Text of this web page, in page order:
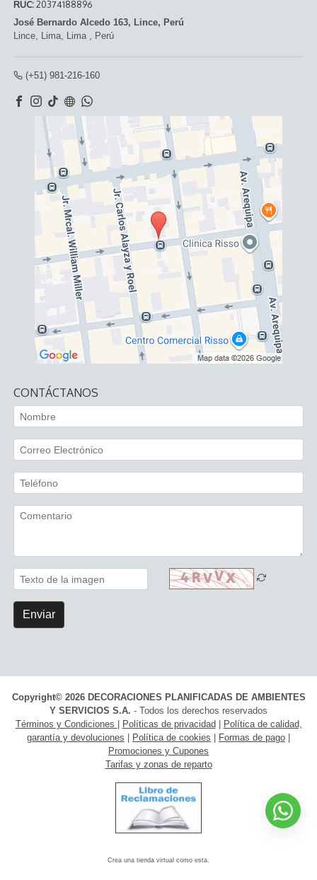
RUC:20374188896
José Bernardo Alcedo 163, Lince, Perú
Lince, Lima, Lima , Perú
(+51) 981-216-160
CONTÁCTANOS
Enviar
Copyright© 2026 DECORACIONES PLANIFICADAS DE AMBIENTES
Y SERVICIOS S.A. - Todos los derechos reservados
Términos y Condiciones
Políticas de privacidad
Política de calidad,
garantía y devoluciones
Política de cookies Formas de pago
Promociones y Cupones
Tarifas y zonas de reparto
Crea una tienda virtual como esta.